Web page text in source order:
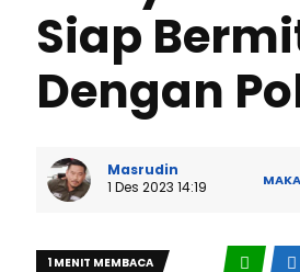
Siap
Dengan
Masrudin
1 Des 2023 14:19
1 MENIT MEMBACA